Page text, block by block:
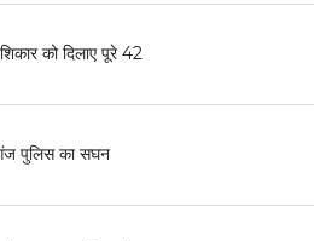
को दिलाए पूरे 42
पुलिस का सघन